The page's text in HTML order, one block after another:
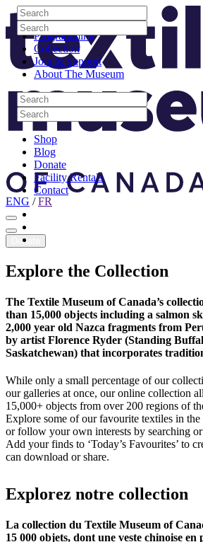
Skip to content
Visit
Programming
Collection
Join & Support
About The Museum
Search
Search
Search
Search
Shop
Blog
Donate
Facility Rentals
Contact
Youtube
Search
Search
Search
Search
Site Logo
ENG /FR
Donate
Explore the Collection
The Textile Museum of Canada’s
than 15,000 objects including a salmon
2,000 year old Nazca fragments from
by artist Florence Ryder (Standing
Saskatchewan) that incorporates
While only a small percentage of our
our galleries at once, our online collection
15,000+ objects from over 200 regions of
Explore some of our favourite textiles in
or follow your own interests by searching
Add your finds to ‘Today’s Favourites’ to
can download or share.
Explorez notre collection
La collection du Textile Museum of
15 000 objets, dont une veste chinoise en